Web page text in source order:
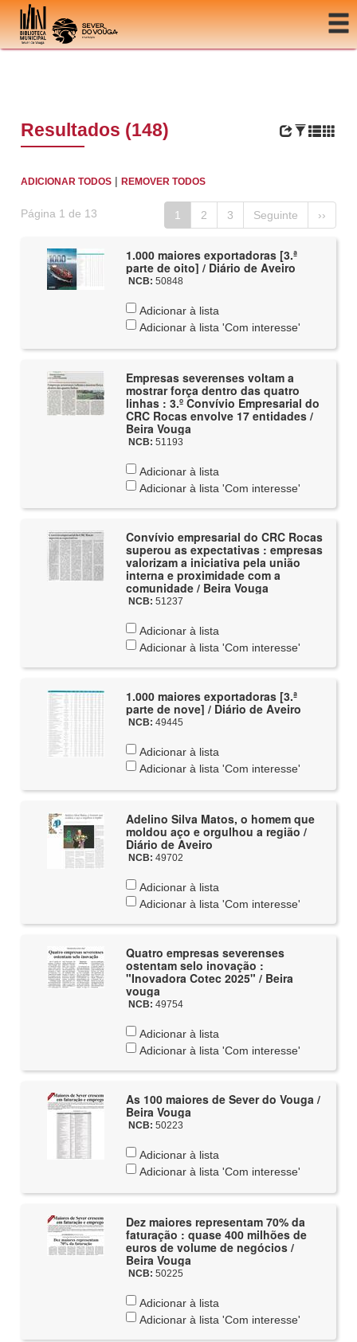
Ir para o conteúdo
Resultados (148)
ADICIONAR TODOS |REMOVER TODOS
Página 1 de 13 1 2 3 Seguinte ››
1.000 maiores exportadoras [3.ª
parte de oito] / Diário de Aveiro
NCB: 50848
Adicionar à lista
Adicionar à lista 'Com interesse'
Empresas severenses voltam a
mostrar força dentro das quatro
linhas : 3.º Convívio Empresarial do
CRC Rocas envolve 17 entidades /
Beira Vouga
NCB: 51193
Adicionar à lista
Adicionar à lista 'Com interesse'
Convívio empresarial do CRC Rocas
superou as expectativas : empresas
valorizam a iniciativa pela união
interna e proximidade com a
comunidade / Beira Vouga
NCB: 51237
Adicionar à lista
Adicionar à lista 'Com interesse'
1.000 maiores exportadoras [3.ª
parte de nove] / Diário de Aveiro
NCB: 49445
Adicionar à lista
Adicionar à lista 'Com interesse'
Adelino Silva Matos, o homem que
moldou aço e orgulhou a região /
Diário de Aveiro
NCB: 49702
Adicionar à lista
Adicionar à lista 'Com interesse'
Quatro empresas severenses
ostentam selo inovação :
"Inovadora Cotec 2025" / Beira
vouga
NCB: 49754
Adicionar à lista
Adicionar à lista 'Com interesse'
As 100 maiores de Sever do Vouga /
Beira Vouga
NCB: 50223
Adicionar à lista
Adicionar à lista 'Com interesse'
Dez maiores representam 70% da
faturação : quase 400 milhões de
euros de volume de negócios /
Beira Vouga
NCB: 50225
Adicionar à lista
Adicionar à lista 'Com interesse'